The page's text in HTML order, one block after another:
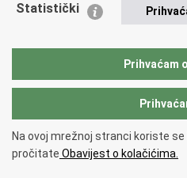
Zaklada policijske solidarnosti
Vučetić"
Copyright © 2026 Policijska uprava
pristupačnosti.
Statistički
Prihvaćam
Na ovoj mrežnoj stranci koriste
pročitate Obavijest o kolačićima.